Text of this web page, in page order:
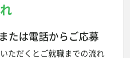
たは電話からご応募
ただくとご就職までの流れ